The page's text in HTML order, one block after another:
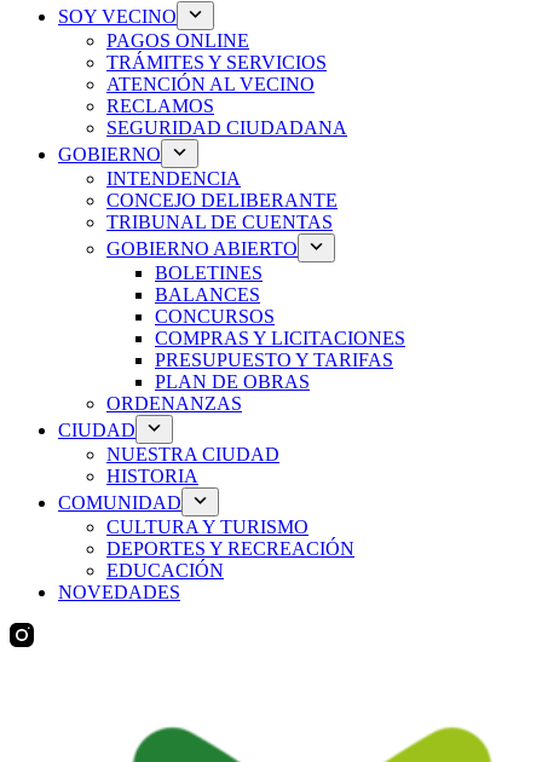
SOY VECINO
PAGOS ONLINE
TRÁMITES Y SERVICIOS
ATENCIÓN AL VECINO
RECLAMOS
SEGURIDAD CIUDADANA
GOBIERNO
INTENDENCIA
CONCEJO DELIBERANTE
TRIBUNAL DE CUENTAS
GOBIERNO ABIERTO
BOLETINES
BALANCES
CONCURSOS
COMPRAS Y LICITACIONES
PRESUPUESTO Y TARIFAS
PLAN DE OBRAS
ORDENANZAS
CIUDAD
NUESTRA CIUDAD
HISTORIA
COMUNIDAD
CULTURA Y TURISMO
DEPORTES Y RECREACIÓN
EDUCACIÓN
NOVEDADES